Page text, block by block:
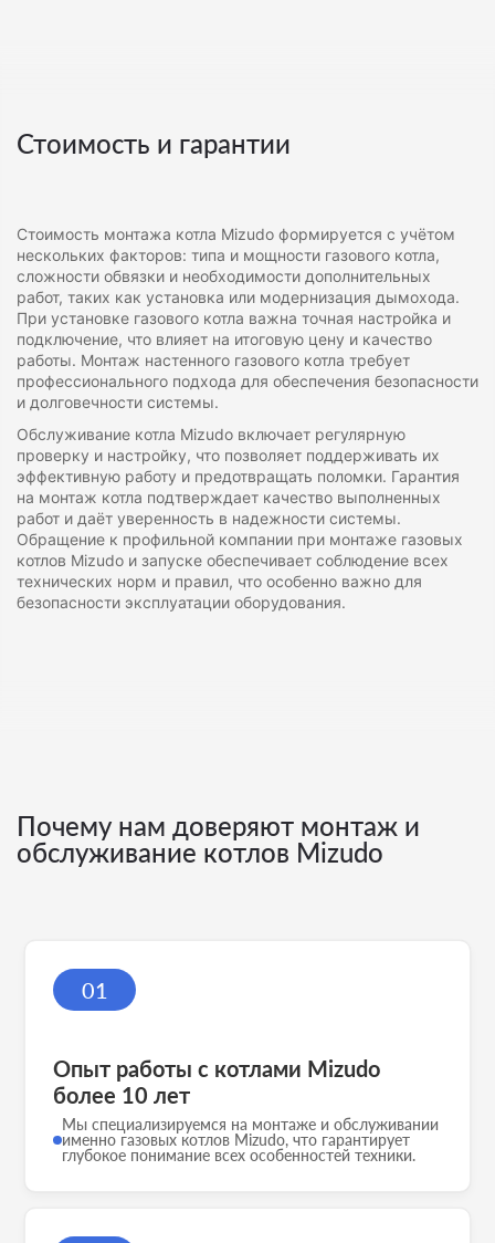
Стоимость и гарантии
Стоимость монтажа котла Mizudo формируется с учётом
нескольких факторов: типа и мощности газового котла,
сложности обвязки и необходимости дополнительных
работ, таких как установка или модернизация дымохода.
При установке газового котла важна точная настройка и
подключение, что влияет на итоговую цену и качество
работы. Монтаж настенного газового котла требует
профессионального подхода для обеспечения безопасности
и долговечности системы.
Обслуживание котла Mizudo включает регулярную
проверку и настройку, что позволяет поддерживать их
эффективную работу и предотвращать поломки. Гарантия
на монтаж котла подтверждает качество выполненных
работ и даёт уверенность в надежности системы.
Обращение к профильной компании при монтаже газовых
котлов Mizudo и запуске обеспечивает соблюдение всех
технических норм и правил, что особенно важно для
безопасности эксплуатации оборудования.
Почему нам доверяют монтаж и
обслуживание котлов Mizudo
01
Опыт работы с котлами Mizudo
более 10 лет
Мы специализируемся на монтаже и обслуживании
именно газовых котлов Mizudo, что гарантирует
глубокое понимание всех особенностей техники.